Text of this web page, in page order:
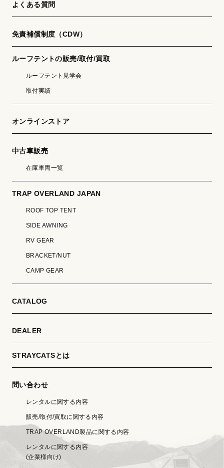
よくある質問
免責補償制度（CDW）
ルーフテントの販売/取付/買取
ルーフテント見学会
取付実績
オンラインストア
中古車販売
在庫車両一覧
TRAP OVERLAND JAPAN
ROOF TOP TENT
SIDE AWNING
RV GEAR
BRACKET/NUT
CAMP GEAR
CATALOG
DEALER
STRAYCATSとは
問い合わせ
レンタルに関する内容
販売/取付/買取に関する内容
TRAP OVERLAND製品に関する内容
レンタルに関する内容
(企業様向け)